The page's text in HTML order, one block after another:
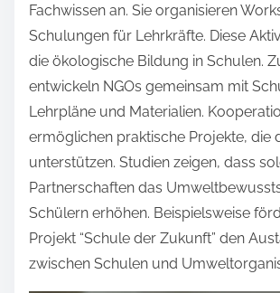
Fachwissen an. Sie organisieren
Schulungen für Lehrkräfte. Diese
die ökologische Bildung in Schulen.
entwickeln NGOs gemeinsam mit
Lehrpläne und Materialien.
ermöglichen praktische Projekte, die
unterstützen. Studien zeigen, dass
Partnerschaften das
Schülern erhöhen. Beispielsweise
Projekt “Schule der Zukunft” den
zwischen Schulen und